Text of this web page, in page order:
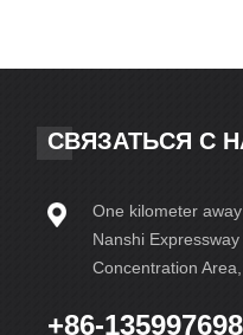
СВЯЗАТЬСЯ С
One kilometer
Nanshi
Concentration
+86-